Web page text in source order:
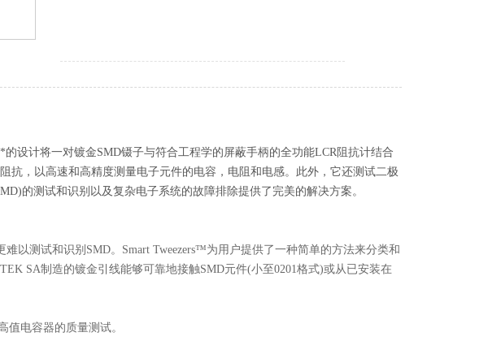
设计将一对镀金SMD镊子与符合工程学的屏蔽手柄的全功能LCR阻抗计结合
抗，以高速和高精度测量电子元件的电容，电阻和电感。此外，它还测试二极
的测试和识别以及复杂电子系统的故障排除提供了完美的解决方案。
测试和识别SMD。Smart Tweezers™为用户提供了一种简单的方法来分类和
SA制造的镀金引线能够可靠地接触SMD元​​件(小至0201格式)或从已安装在
电容器的质量测试。